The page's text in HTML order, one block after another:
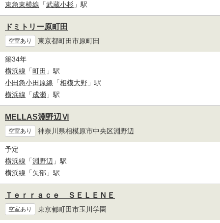
東急東横線 「武蔵小杉 」駅
ドミトリー原町田
空室あり 東京都町田市原町田
築34年
横浜線 「町田 」駅
小田急小田原線 「相模大野 」駅
横浜線 「成瀬 」駅
MELLAS淵野辺Ⅵ
空室あり 神奈川県相模原市中央区淵野辺
予定
横浜線 「淵野辺 」駅
横浜線 「矢部 」駅
Ｔｅｒｒａｃｅ ＳＥＬＥＮＥ
空室あり 東京都町田市玉川学園